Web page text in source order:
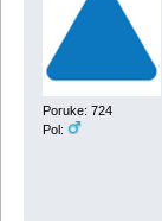
Poruke: 724
Pol: